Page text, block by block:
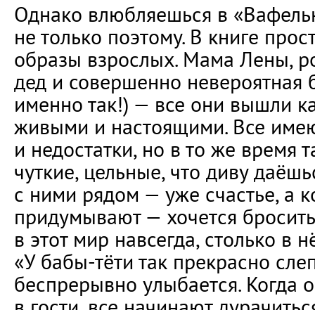
Однако влюбляешься в
не только поэтому. В книге
образы взрослых. Мама Лены,
дед и совершенно невероятная
именно так!) — все они вышли
живыми и настоящими. Все
и недостатки, но в то же время
чуткие, цельные, что диву
с ними рядом — уже счастье, а
придумывают — хочется
в этот мир навсегда, столько в
«У бабы-тёти так прекрасно
беспрерывно улыбается. Когда